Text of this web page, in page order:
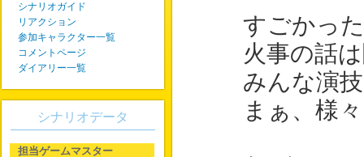
すごかった
火事の話は
みんな演技
まぁ、様
シナリオガイド
リアクション
参加キャラクター一覧
コメントページ
ダイアリー一覧
シナリオデータ
担当ゲームマスター